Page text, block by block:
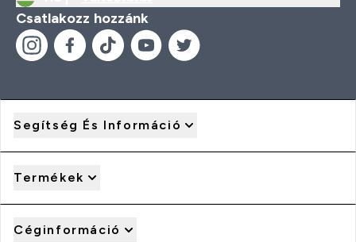
Csatlakozz hozzánk
Segítség És Információ
Termékek
Céginformáció